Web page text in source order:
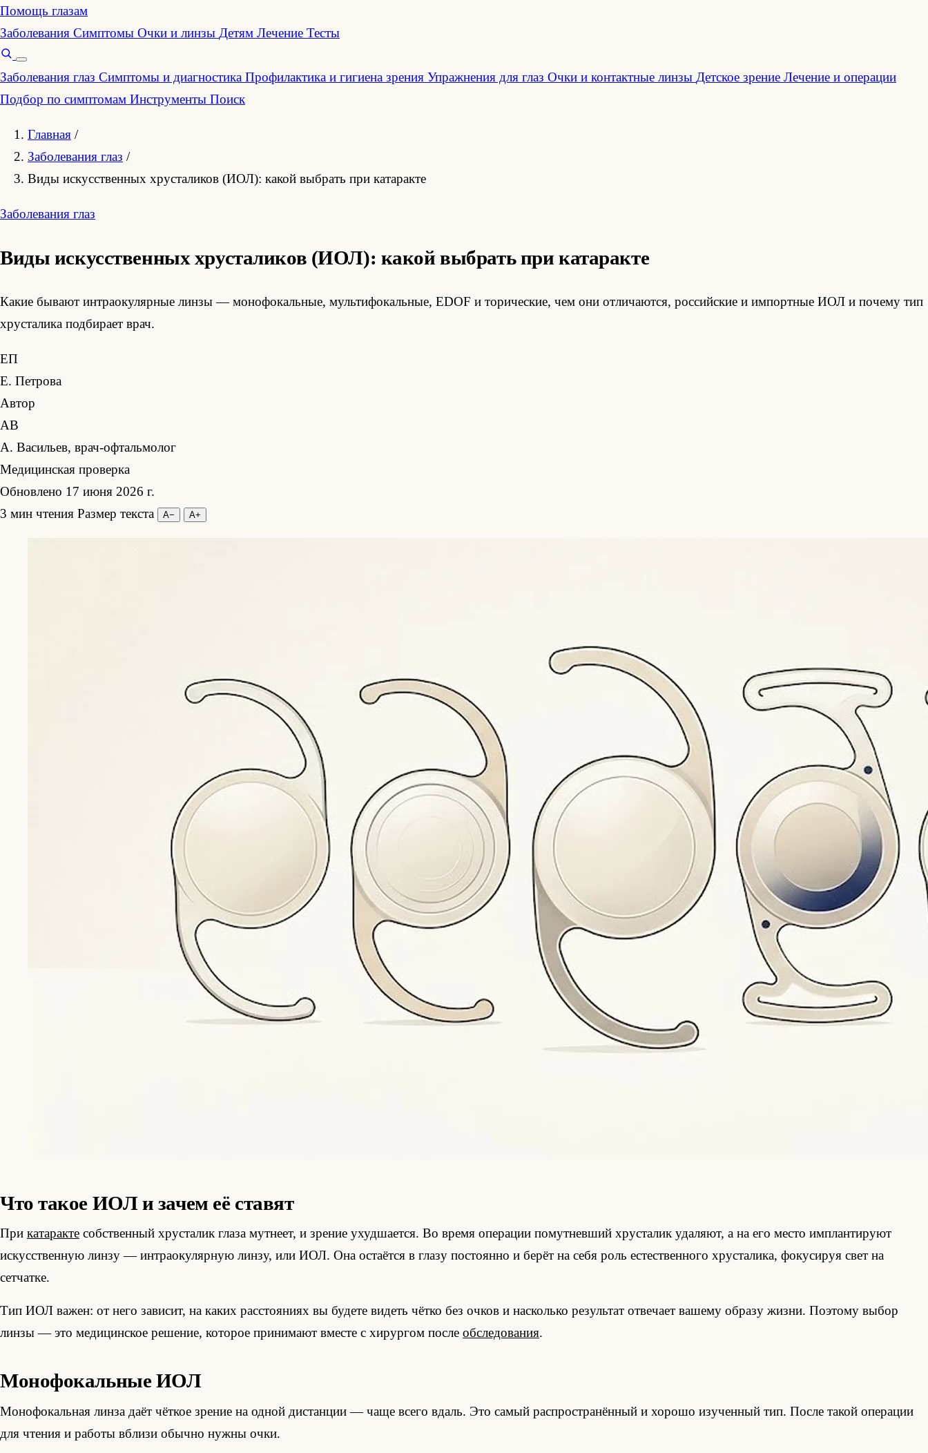
Помощь глазам
Заболевания Симптомы Очки и линзы Детям Лечение Тесты
Заболевания глаз Симптомы и диагностика Профилактика и гигиена зрения Упражнения для глаз Очки и контактные линзы Детское зрение Лечение и операции
Подбор по симптомам Инструменты Поиск
Главная /
Заболевания глаз /
Виды искусственных хрусталиков (ИОЛ): какой выбрать при катаракте
Заболевания глаз
Виды искусственных хрусталиков (ИОЛ): какой выбрать при катаракте
Какие бывают интраокулярные линзы — монофокальные, мультифокальные, EDOF и торические, чем они отличаются, российские и импортные ИОЛ и почему тип
хрусталика подбирает врач.
ЕП
Е. Петрова
Автор
АВ
А. Васильев, врач-офтальмолог
Медицинская проверка
Обновлено 17 июня 2026 г.
3 мин чтения Размер текста А− А+
Что такое ИОЛ и зачем её ставят
При катаракте собственный хрусталик глаза мутнеет, и зрение ухудшается. Во время операции помутневший хрусталик удаляют, а на его место имплантируют
искусственную линзу — интраокулярную линзу, или ИОЛ. Она остаётся в глазу постоянно и берёт на себя роль естественного хрусталика, фокусируя свет на
сетчатке.
Тип ИОЛ важен: от него зависит, на каких расстояниях вы будете видеть чётко без очков и насколько результат отвечает вашему образу жизни. Поэтому выбор
линзы — это медицинское решение, которое принимают вместе с хирургом после обследования.
Монофокальные ИОЛ
Монофокальная линза даёт чёткое зрение на одной дистанции — чаще всего вдаль. Это самый распространённый и хорошо изученный тип. После такой операции
для чтения и работы вблизи обычно нужны очки.